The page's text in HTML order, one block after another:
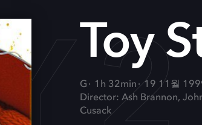
Toy
G 1h 32min
19 11월
Director: Ash Brannon,
Cusack